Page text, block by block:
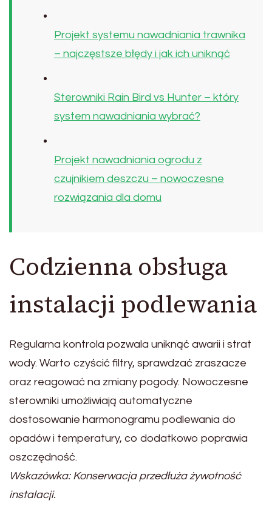
Projekt systemu nawadniania trawnika
– najczęstsze błędy i jak ich uniknąć
Sterowniki Rain Bird vs Hunter – który
system nawadniania wybrać?
Projekt nawadniania ogrodu z
czujnikiem deszczu – nowoczesne
rozwiązania dla domu
Codzienna obsługa
instalacji podlewania
Regularna kontrola pozwala uniknąć awarii i strat
wody. Warto czyścić filtry, sprawdzać zraszacze
oraz reagować na zmiany pogody. Nowoczesne
sterowniki umożliwiają automatyczne
dostosowanie harmonogramu podlewania do
opadów i temperatury, co dodatkowo poprawia
oszczędność.
Wskazówka: Konserwacja przedłuża żywotność
instalacji.